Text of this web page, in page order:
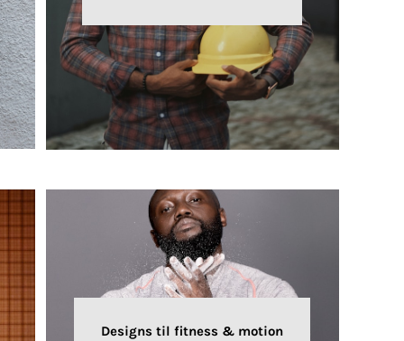
Designs til fitness & motion